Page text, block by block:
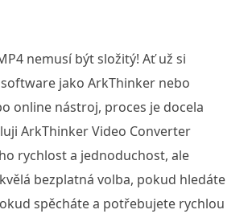
nemusí být složitý! Ať už si
jako ArkThinker nebo
online nástroj, proces je docela
ArkThinker Video Converter
rychlost a jednoduchost, ale
bezplatná volba, pokud hledáte
spěcháte a potřebujete rychlou